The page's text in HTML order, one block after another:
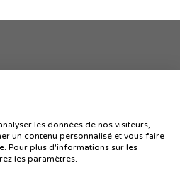
mon offre
les données de nos visiteurs,
un contenu personnalisé et vous faire
Pour plus d'informations sur les
les paramètres.